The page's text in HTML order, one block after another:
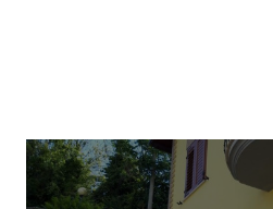
Posto auto/Box
Balcone/Terrazzo